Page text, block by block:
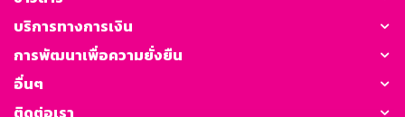
บริการทางการเงิน
การพัฒนาเพื่อความยั่งยืน
อื่นๆ